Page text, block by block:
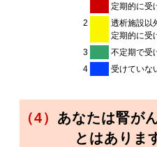
定期的に受
2
透析施設以
定期的に受
3 不定期で受
4
受けていな
（4） あなたは腎が
とはありま